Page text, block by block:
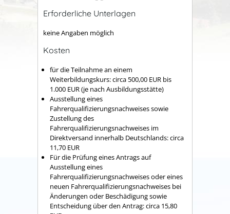
Erforderliche Unterlagen
keine Angaben möglich
Kosten
für die Teilnahme an einem
Weiterbildungskurs: circa 500,00 EUR bis
1.000 EUR (je nach Ausbildungsstätte)
Ausstellung eines
Fahrerqualifizierungsnachweises sowie
Zustellung des
Fahrerqualifizierungsnachweises im
Direktversand innerhalb Deutschlands: circa
11,70 EUR
Für die Prüfung eines Antrags auf
Ausstellung eines
Fahrerqualifizierungsnachweises oder eines
neuen Fahrerqualifizierungsnachweises bei
Änderungen oder Beschädigung sowie
Entscheidung über den Antrag: circa 15,80